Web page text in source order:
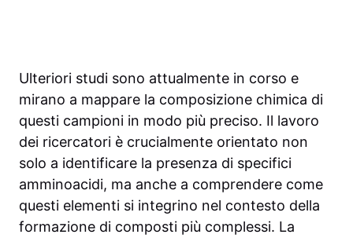
Ulteriori studi sono attualmente in corso e
mirano a mappare la composizione chimica di
questi campioni in modo più preciso. Il lavoro
dei ricercatori è crucialmente orientato non
solo a identificare la presenza di specifici
amminoacidi, ma anche a comprendere come
questi elementi si integrino nel contesto della
formazione di composti più complessi. La